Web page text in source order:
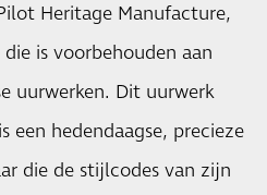
Heritage Manufacture,
is voorbehouden aan
uurwerken. Dit uurwerk
een hedendaagse, precieze
die de stijlcodes van zijn